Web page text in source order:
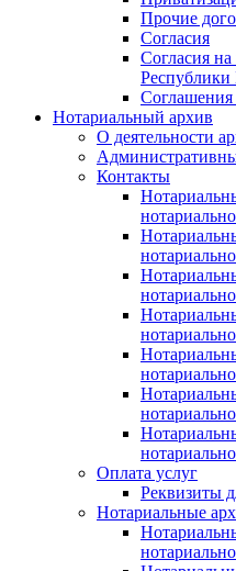
Прочие
Согласия
Согласия
Республики
Соглашения
Нотариальный архив
О деятельности
Контакты
Оплата услуг
Реквизиты
Нотариальные